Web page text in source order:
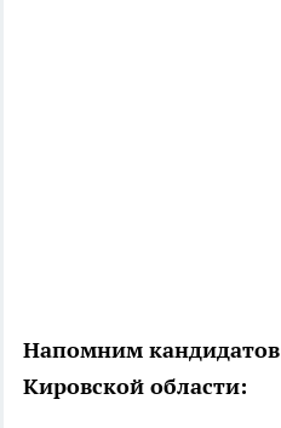
Напомним
Кировской области: